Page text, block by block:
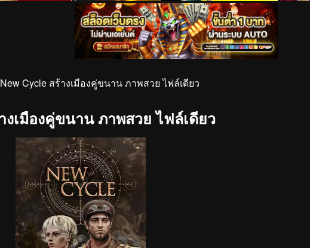
Cycle สร้างเมืองคู่ขนาน ภาพสวย ไฟล์เดียว
เมืองคู่ขนาน ภาพสวย ไฟล์เดียว